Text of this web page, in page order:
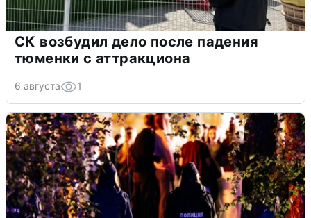
СК возбудил дело после падения
тюменки с аттракциона
6 августа 1